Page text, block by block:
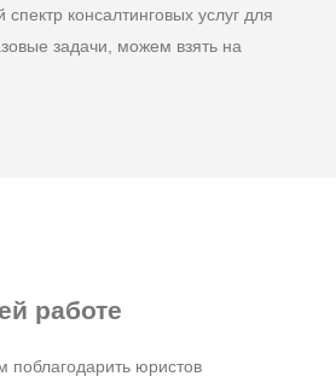
консалтинговых услуг для
задачи, можем взять на
работе
поблагодарить юристов